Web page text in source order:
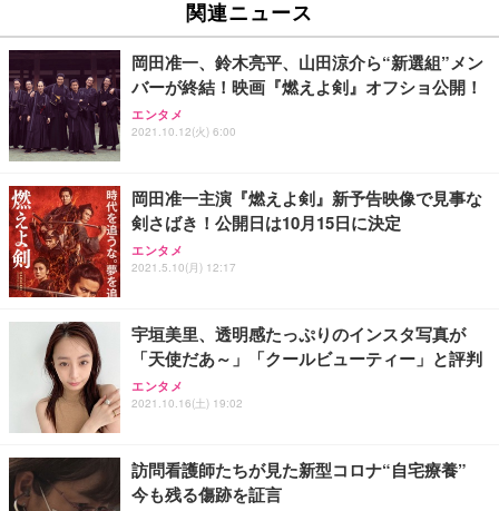
関連ニュース
岡田准一、鈴木亮平、山田涼介ら“新選組”メン
バーが終結！映画『燃えよ剣』オフショ公開！
エンタメ
2021.10.12(火) 6:00
岡田准一主演『燃えよ剣』新予告映像で見事な
剣さばき！公開日は10月15日に決定
エンタメ
2021.5.10(月) 12:17
宇垣美里、透明感たっぷりのインスタ写真が
「天使だあ～」「クールビューティー」と評判
エンタメ
2021.10.16(土) 19:02
訪問看護師たちが見た新型コロナ“自宅療養”
今も残る傷跡を証言